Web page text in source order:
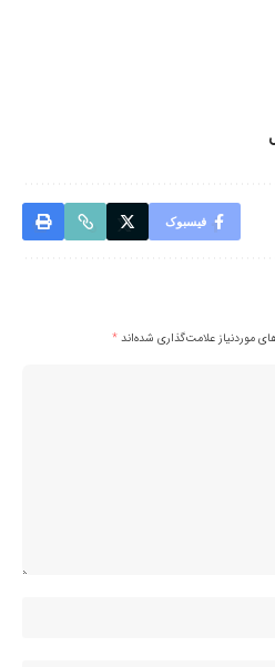
فیسبوک
موردنیاز علامت‌گذاری شده‌اند*